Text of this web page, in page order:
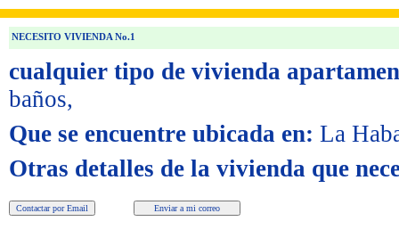
NECESITO VIVIENDA No.1
cualquier tipo de vivienda
baños,
Que se encuentre ubicada en: La
Otras detalles de la vivienda que